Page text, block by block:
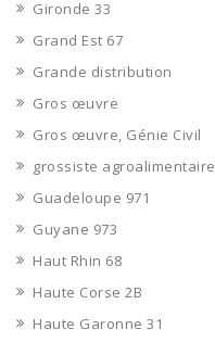
Gironde 33
Grand Est 67
Grande distribution
Gros œuvre
Gros œuvre, Génie Civil
grossiste agroalimentaire
Guadeloupe 971
Guyane 973
Haut Rhin 68
Haute Corse 2B
Haute Garonne 31